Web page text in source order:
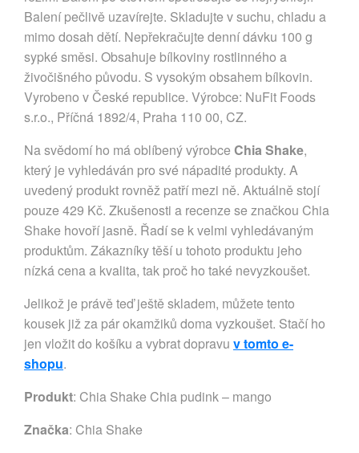
Balení pečlivě uzavírejte. Skladujte v suchu, chladu a
mimo dosah dětí. Nepřekračujte denní dávku 100 g
sypké směsi. Obsahuje bílkoviny rostlinného a
živočišného původu. S vysokým obsahem bílkovin.
Vyrobeno v České republice. Výrobce: NuFit Foods
s.r.o., Příčná 1892/4, Praha 110 00, CZ.
Na svědomí ho má oblíbený výrobce Chia Shake,
který je vyhledáván pro své nápadité produkty. A
uvedený produkt rovněž patří mezi ně. Aktuálně stojí
pouze 429 Kč. Zkušenosti a recenze se značkou Chia
Shake hovoří jasně. Řadí se k velmi vyhledávaným
produktům. Zákazníky těší u tohoto produktu jeho
nízká cena a kvalita, tak proč ho také nevyzkoušet.
Jelikož je právě teď ještě skladem, můžete tento
kousek již za pár okamžiků doma vyzkoušet. Stačí ho
jen vložit do košíku a vybrat dopravu v tomto e-
shopu.
Produkt: Chia Shake Chia pudink – mango
Značka: Chia Shake